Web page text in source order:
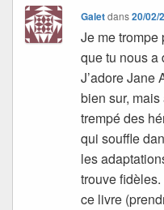
Galetdans20/02/
Je me trompe
que tu nous a
J’adore Jane
bien sur,
trempé des
qui souffle
les
trouve
ce livre